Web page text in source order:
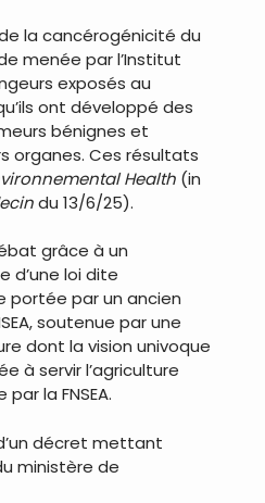
la cancérogénicité du
menée par l’Institut
exposés au
ont développé des
bénignes et
organes. Ces résultats
Health (in
du 13/6/25).
grâce à un
d’une loi dite
portée par un ancien
soutenue par une
dont la vision univoque
à servir l’agriculture
la FNSEA.
décret mettant
ministère de